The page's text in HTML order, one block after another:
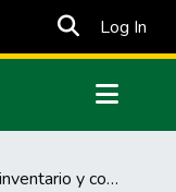
Log In
Sistema de inventario y costos logísticos en la empresa Comercial Guapos en la ciudad de San Gabriel